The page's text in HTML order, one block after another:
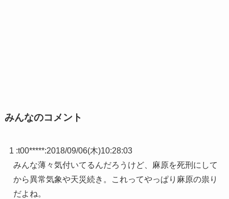
みんなのコメント
1 :t00*****:2018/09/06(木)10:28:03
みんな薄々気付いてるんだろうけど、麻原を死刑にして
から異常気象や天災続き。これってやっぱり麻原の祟り
だよね。